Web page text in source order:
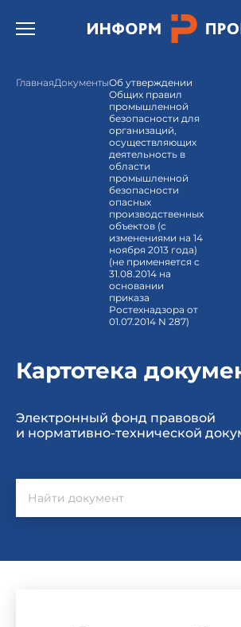
Открыть бургер меню.
ГлавнаяДокументыОб утверждении
Общих правил
промышленной
безопасности для
организаций,
осуществляющих
деятельность в
области
промышленной
безопасности
опасных
производственных
объектов (с
изменениями на 14
ноября 2013 года)
(не применяется с
31.08.2014 на
основании
приказа
Ростехнадзора от
01.07.2014 N 287)
Картотека
Электронный фонд правовой
и нормативно-технической